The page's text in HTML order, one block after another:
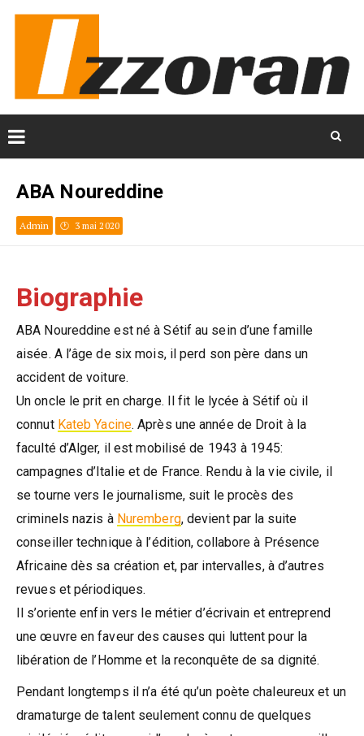
content
ABA Noureddine
Admin 3 mai 2020
Biographie
ABA Noureddine est né à Sétif au sein d’une famille
aisée. A l’âge de six mois, il perd son père dans un
accident de voiture.
Un oncle le prit en charge. Il fit le lycée à Sétif où il
connut Kateb Yacine. Après une année de Droit à la
faculté d’Alger, il est mobilisé de 1943 à 1945:
campagnes d’Italie et de France. Rendu à la vie civile, il
se tourne vers le journalisme, suit le procès des
criminels nazis à Nuremberg, devient par la suite
conseiller technique à l’édition, collabore à Présence
Africaine dès sa création et, par intervalles, à d’autres
revues et périodiques.
Il s’oriente enfin vers le métier d’écrivain et entreprend
une œuvre en faveur des causes qui luttent pour la
libération de l’Homme et la reconquête de sa dignité.
Pendant longtemps il n’a été qu’un poète chaleureux et un
dramaturge de talent seulement connu de quelques